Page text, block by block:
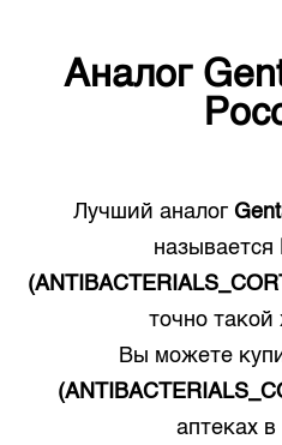
Аналог
Лучший аналог
называется
точно такой
Вы можете
аптеках в